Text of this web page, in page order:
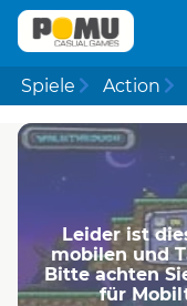
Spiele Action
Leider ist
mobilen und
Bitte achten
für